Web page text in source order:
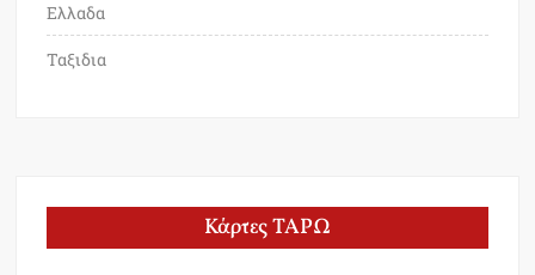
Ελλαδα
Ταξιδια
Κάρτες ΤΑΡΩ